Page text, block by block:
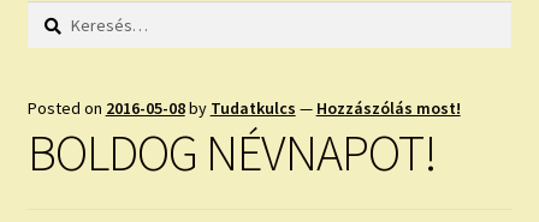
HOLDNAPTÁR
NAPI ASZTROLÓGIA
Keresés:
Posted on 2016-05-08by Tudatkulcs — Hozzászólás most!
BOLDOG NÉVNAPOT!